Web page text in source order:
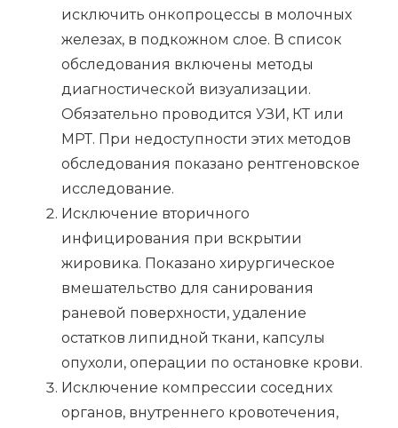
исключить онкопроцессы в молочных
железах, в подкожном слое. В список
обследования включены методы
диагностической визуализации.
Обязательно проводится УЗИ, КТ или
МРТ. При недоступности этих методов
обследования показано рентгеновское
исследование.
Исключение вторичного
инфицирования при вскрытии
жировика. Показано хирургическое
вмешательство для санирования
раневой поверхности, удаление
остатков липидной ткани, капсулы
опухоли, операции по остановке крови.
Исключение компрессии соседних
органов, внутреннего кровотечения,